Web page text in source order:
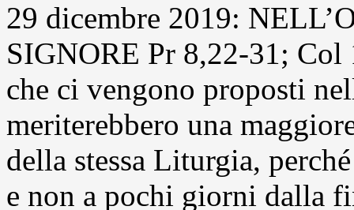
29 dicembre 2019:
SIGNORE Pr 8,22-31;
che ci vengono proposti
meriterebbero una
della stessa Liturgia,
e non a pochi giorni dalla